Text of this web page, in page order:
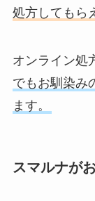
処方してもら
オンライン処
でもお馴染み
ます。
スマルナが